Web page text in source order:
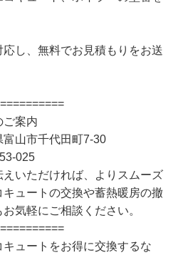
し、無料でお見積もりをお送
ご案内
山市千代田町7-30
025
えいただければ、よりスムーズ
ュートの交換や蓄熱暖房の撤
気軽にご相談ください。
ュートをお得に交換するな